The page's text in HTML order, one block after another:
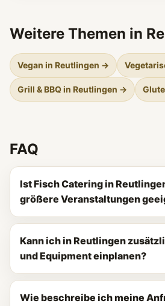
Weitere Themen in
Vegan in Reutlingen →
Grill & BBQ in Reutlingen →
FAQ
Ist Fisch Catering in
größere Veranstaltungen
Kann ich in Reutlingen
und Equipment einplanen?
Wie beschreibe ich meine